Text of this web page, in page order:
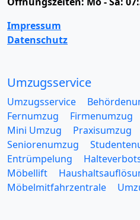
Impressum
Datenschutz
Umzugsservice
Umzugsservice
Fernumzug
Firmenumzug
Mini Umzug
Praxisumzug
Seniorenumzug
Entrümpelung
Möbellift
Möbelmitfahrzentrale